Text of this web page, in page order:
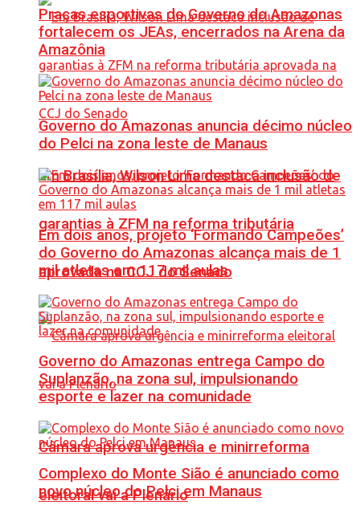
Em Brasília, Wilson Lima destaca inclusão de
garantias à ZFM na reforma tributária
aprovada na CCJ do Senado
Câmara aprova urgência e minirreforma
eleitoral vai a Plenário
Praças esportivas do Governo do Amazonas
fortalecem os JEAs, encerrados na Arena da
Amazônia
Governo do Amazonas anuncia décimo núcleo
do Pelci na zona leste de Manaus
Em dois anos, projeto ‘Formando Campeões’
do Governo do Amazonas alcança mais de 1
mil atletas em 117 mil aulas
Governo do Amazonas entrega Campo do
Suplanzão, na zona sul, impulsionando
esporte e lazer na comunidade
Complexo do Monte Sião é anunciado como
novo núcleo do Pelci em Manaus